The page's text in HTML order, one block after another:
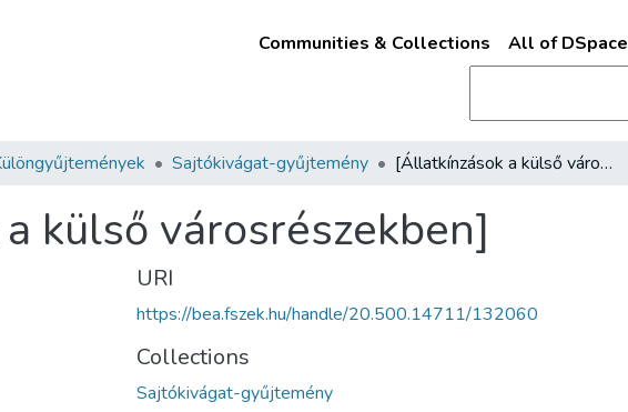
Communities & Collections All of DSpace
Sajtókivágat-gyűjtemény [Állatkínzások a külső városrészekben]
külső városrészekben]
URI
https://bea.fszek.hu/handle/20.500.14711/132060
Collections
Sajtókivágat-gyűjtemény